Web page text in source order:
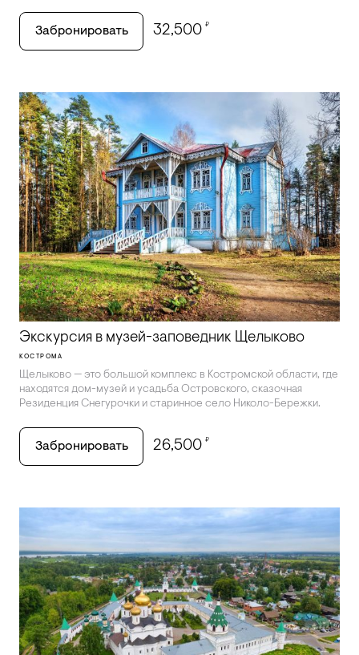
Забронировать 32,500 ₽
Экскурсия в музей-заповедник Щелыково
КОСТРОМА
Щелыково — это большой комплекс в Костромской области, где
находятся дом-музей и усадьба Островского, сказочная
Резиденция Снегурочки и старинное село Николо-Бережки.
Забронировать 26,500 ₽